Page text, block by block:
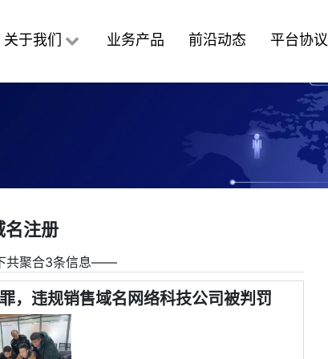
关于我们 业务产品 前沿动态 平台协议
名注册
共聚合3条信息――
，违规销售域名网络科技公司被判罚